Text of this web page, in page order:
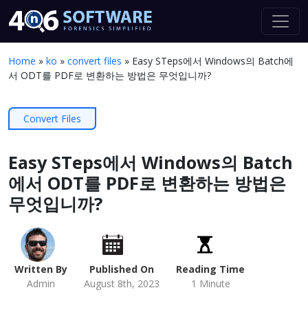
Home » ko » convert files » Easy STeps에서 Windows의 Batch에
서 ODT를 PDF로 변환하는 방법은 무엇입니까?
Convert Files
Easy STeps에서 Windows의 Batch
에서 ODT를 PDF로 변환하는 방법은
무엇입니까?
Written By
Admin
Published On
August 8th, 2023
Reading Time
1 Minute